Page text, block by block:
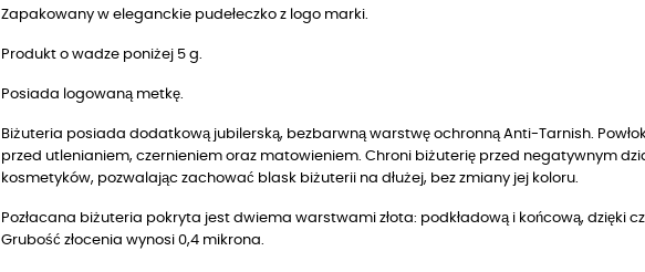
Zapakowany w eleganckie pudełeczko z logo marki.
Produkt o wadze poniżej 5 g.
Posiada logowaną metkę.
Biżuteria posiada dodatkową jubilerską, bezbarwną warstwę ochronną Anti-Tarnish.
przed utlenianiem, czernieniem oraz matowieniem. Chroni biżuterię przed negatywnym
kosmetyków, pozwalając zachować blask biżuterii na dłużej, bez zmiany jej koloru.
Pozłacana biżuteria pokryta jest dwiema warstwami złota: podkładową i końcową, dzięki
Grubość złocenia wynosi 0,4 mikrona.